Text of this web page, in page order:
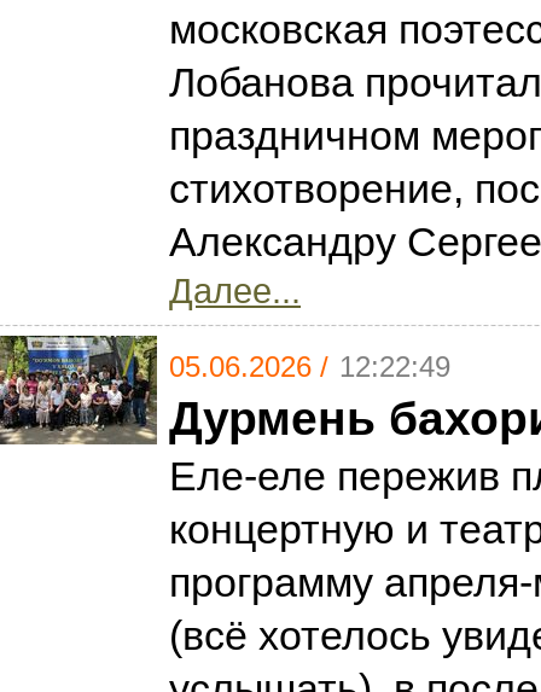
московская
Лобанова
праздничном
стихотворение,
Александру
Далее...
05.06.2026 / 12:22:49
Дурмень
Еле-еле пережив
концертную и
программу
(всё хотелось